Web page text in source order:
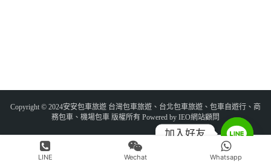
Copyright © 2024安安包車旅遊 台灣包車旅遊、台北包車旅遊、包車自遊行、商
務包車、機場包車 版權所有 Powered by IEO網站顧問
LINE Wechat Whatsapp
加入好友